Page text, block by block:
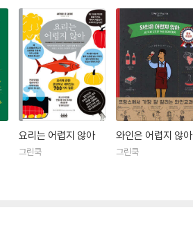
요리는 어렵지 않아
그린쿡
와인은 어렵지 않아
그린쿡